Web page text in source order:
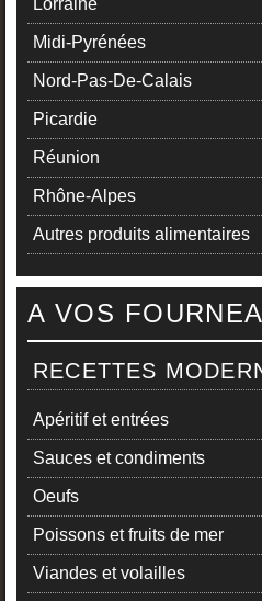
Lorraine
Midi-Pyrénées
Nord-Pas-De-Calais
Picardie
Réunion
Rhône-Alpes
Autres produits alimentaires
A VOS
RECETTES
Apéritif et entrées
Sauces et condiments
Oeufs
Poissons et fruits de mer
Viandes et volailles